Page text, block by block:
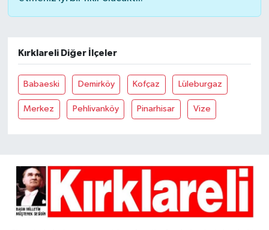
Kırklareli Diğer İlçeler
Babaeski Demirköy Kofçaz Lüleburgaz
Merkez Pehlivanköy Pinarhisar Vize